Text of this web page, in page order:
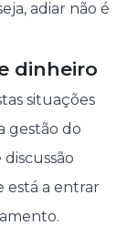
adiar não é
dinheiro
situações
gestão do
está a entrar